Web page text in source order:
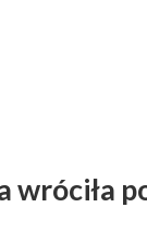
wróciła